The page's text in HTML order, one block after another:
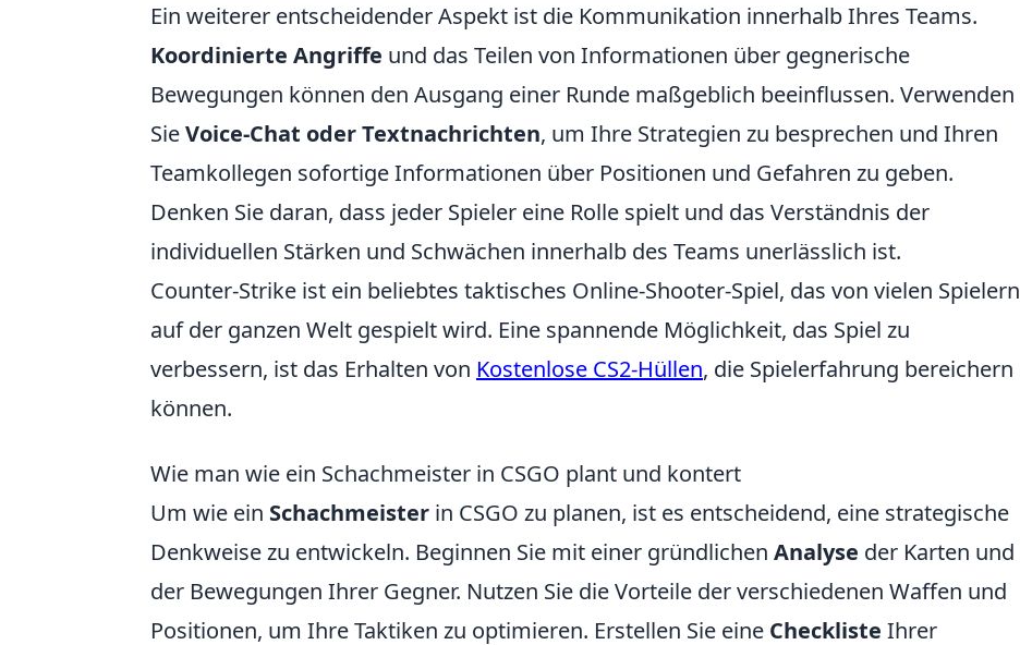
Ein weiterer entscheidender Aspekt ist die Kommunikation innerhalb Ihres Teams.
Koordinierte Angriffe und das Teilen von Informationen über gegnerische
Bewegungen können den Ausgang einer Runde maßgeblich beeinflussen. Verwenden
SieVoice-Chat oder Textnachrichten, um Ihre Strategien zu besprechen und Ihren
Teamkollegen sofortige Informationen über Positionen und Gefahren zu geben.
Denken Sie daran, dass jeder Spieler eine Rolle spielt und das Verständnis der
individuellen Stärken und Schwächen innerhalb des Teams unerlässlich ist.
Counter-Strike ist ein beliebtes taktisches Online-Shooter-Spiel, das von vielen Spielern
auf der ganzen Welt gespielt wird. Eine spannende Möglichkeit, das Spiel zu
verbessern, ist das Erhalten von Kostenlose CS2-Hüllen, die Spielerfahrung bereichern
können.
Wie man wie ein Schachmeister in CSGO plant und kontert
Um wie ein Schachmeister in CSGO zu planen, ist es entscheidend, eine strategische
Denkweise zu entwickeln. Beginnen Sie mit einer gründlichen Analyse der Karten und
der Bewegungen Ihrer Gegner. Nutzen Sie die Vorteile der verschiedenen Waffen und
Positionen, um Ihre Taktiken zu optimieren. Erstellen Sie eine Checkliste Ihrer